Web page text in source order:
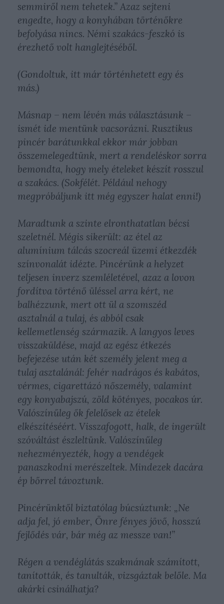
semmiről nem tehetek.” Azaz sejteni
engedte, hogy a konyhában történőkre
befolyása nincs. Némi szakács-feszkó is
érezhető volt hanglejtéséből.
(Gondoltuk, itt már történhetett egy és
más.)
Másnap – nem lévén más választásunk –
ismét ide mentünk vacsorázni. Rusztikus
pincér barátunkkal ekkor már jobban
összemelegedtünk, mert a rendeléskor sorra
bemondta, hogy mely ételeket készít rosszul
a szakács. (Sokfélét. Például nehogy
megpróbáljunk itt még egyszer halat enni!)
Maradtunk a szinte elronthatatlan bécsi
szeletnél. Mégis sikerült: az étel az
alumínium tálcás szocreál üzemi étkezdék
színvonalát idézte. Pincérünk a helyzet
teljesen inverz szemléletével, azaz a lovon
fordítva történő üléssel arra kért, ne
balhézzunk, mert ott ül a szomszéd
asztalnál a tulaj, és abból csak
kellemetlenség származik. A langyos leves
visszaküldése, majd az egész étkezés
befejezése után két személy jelent meg a
tulaj asztalánál: fehér nadrágos és kabátos,
vérmes, cigarettázó nőszemély, valamint
egy konyabajszú, zöld kötényes, pocakos úr.
Valószínűleg ők felelősek az ételek
elkészítéséért. Visszafogott, halk, de ingerült
szóváltást észleltünk. Valószínűleg
nehezményezték, hogy a vendégek
panaszkodni merészeltek. Mindezek dacára
ép bőrrel távoztunk.
Pincérünktől biztatólag búcsúztunk: „Ne
adja fel, jó ember, Önre fényes jövő, hosszú
fejlődés vár, bár még az messze van!”
Régen a vendéglátás szakmának számított,
tanították, és tanulták, vizsgáztak belőle. Ma
akárki csinálhatja?